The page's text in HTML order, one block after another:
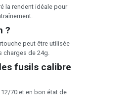
la rendent idéale pour
?
peut être utilisée
de 24g.
fusils calibre
70 et en bon état de